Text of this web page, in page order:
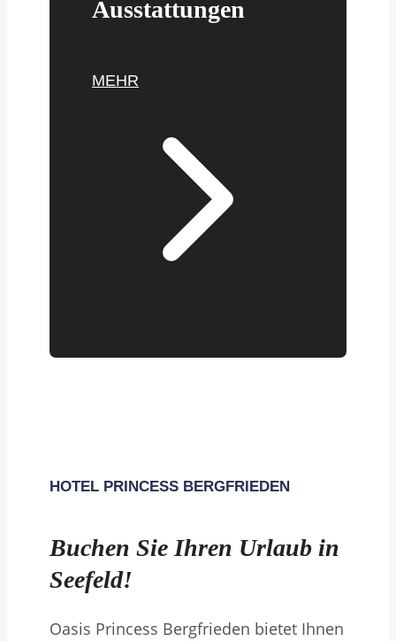
Ausstattungen
MEHR
HOTEL PRINCESS BERGFRIEDEN
Buchen Sie Ihren Urlaub in
Seefeld!
Oasis Princess Bergfrieden bietet Ihnen